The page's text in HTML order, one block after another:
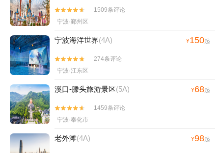
界+东钱湖下水湿地公园+天苑+梅山湾飞翔乐园
+象山龙角岩森林公园+石浦休闲捕鱼海钓+梅山
湾鹿遇森林乐园+象山游船出海基地+浙江(四明
山)抗日根据地旧址群+慈城古建筑群1日游


1509条评论
宁波·鄞州区
宁波海洋世界(4A) ¥150起


274条评论
宁波·江东区
溪口-滕头旅游景区(5A) ¥68起


1459条评论
宁波·奉化市
老外滩(4A) ¥98起